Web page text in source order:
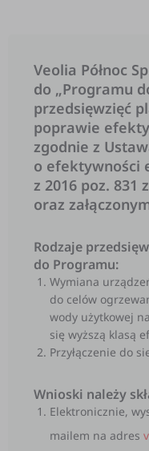
Veolia Północ
do „Programu
przedsięwzięć
poprawie
zgodnie z
o efektywności
z 2016 poz. 831
oraz
Rodzaje
do Programu:
Wymiana
do celów
wody użytkowej
się wyższą klasą
Przyłączenie do
Wnioski należy
Elektronicznie,
mailem na adres